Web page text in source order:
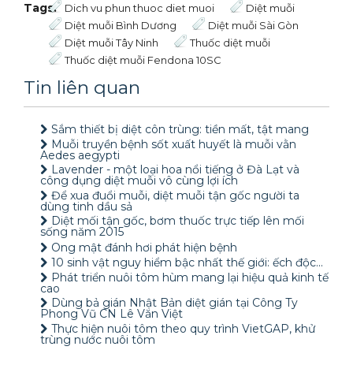
Tags: Dich vu phun thuoc diet muoi
Diệt muỗi
Diệt muỗi Bình Dương
Diệt muỗi Sài Gòn
Diệt muỗi Tây Ninh
Thuốc diệt muỗi
Thuốc diệt muỗi Fendona 10SC
Tin liên quan
Sắm thiết bị diệt côn trùng: tiền mất, tật mang
Muỗi truyền bệnh sốt xuất huyết là muỗi vằn
Aedes aegypti
Lavender - một loại hoa nổi tiếng ở Đà Lạt và
công dụng diệt muỗi vô cùng lợi ích
Để xua đuổi muỗi, diệt muỗi tận gốc người ta
dùng tinh dầu sả
Diệt mối tận gốc, bơm thuốc trực tiếp lên mối
sống năm 2015
Ong mật đánh hơi phát hiện bệnh
10 sinh vật nguy hiểm bậc nhất thế giới: ếch độc...
Phát triển nuôi tôm hùm mang lại hiệu quả kinh tế
cao
Dùng bả gián Nhật Bản diệt gián tại Công Ty
Phong Vũ CN Lê Văn Việt
Thực hiện nuôi tôm theo quy trình VietGAP, khử
trùng nước nuôi tôm